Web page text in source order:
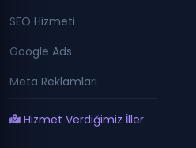
SEO Hizmeti
Google Ads
Meta Reklamları
Hizmet Verdiğimiz İller